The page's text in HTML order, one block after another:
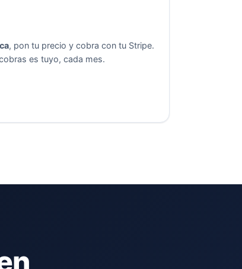
, pon tu precio y cobra con tu Stripe.
es tuyo, cada mes.